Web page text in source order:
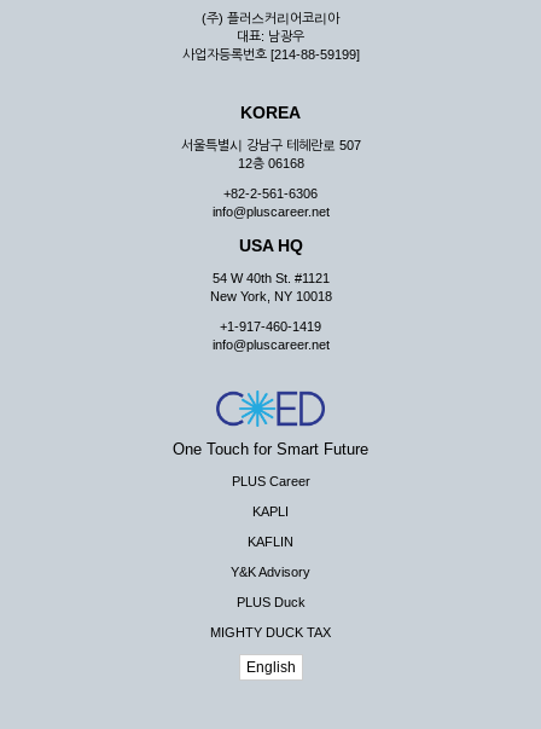
(주) 플러스커리어코리아
대표: 남광우
사업자등록번호 [214-88-59199]
KOREA
서울특별시 강남구 테헤란로 507
12층 06168
+82-2-561-6306
info@pluscareer.net
USA HQ
54 W 40th St. #1121
New York, NY 10018
+1-917-460-1419
info@pluscareer.net
One Touch for Smart Future
PLUS Career
KAPLI
KAFLIN
Y&K Advisory
PLUS Duck
MIGHTY DUCK TAX
English